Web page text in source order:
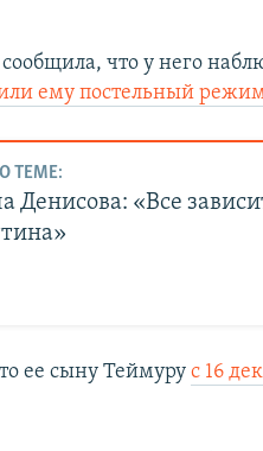
сообщила, что у него
ему постельный
ТЕМЕ:
Денисова: «Все
ее сыну Теймурус 16